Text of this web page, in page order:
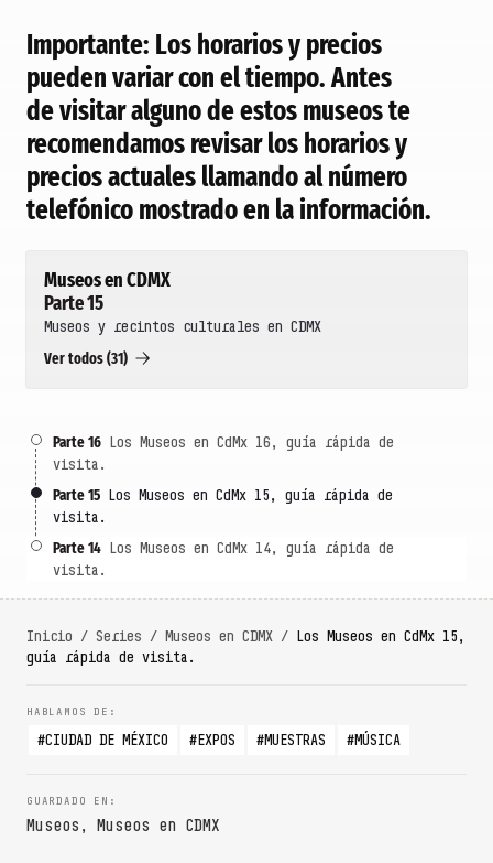
Importante: Los horarios y precios
pueden variar con el tiempo. Antes
de visitar alguno de estos museos te
recomendamos revisar los horarios y
precios actuales llamando al número
telefónico mostrado en la información.
Museos en CDMX
Parte 15
Museos y recintos culturales en CDMX
Ver todos (31)
Parte 16 Los Museos en CdMx 16, guía rápida de
visita.
Parte 15 Los Museos en CdMx 15, guía rápida de
visita.
Parte 14 Los Museos en CdMx 14, guía rápida de
visita.
Inicio / Series / Museos en CDMX / Los Museos en CdMx 15,
guía rápida de visita.
CIUDAD DE MÉXICO EXPOS MUESTRAS MÚSICA
Museos , Museos en CDMX